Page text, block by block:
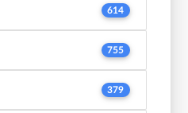
614
755
379